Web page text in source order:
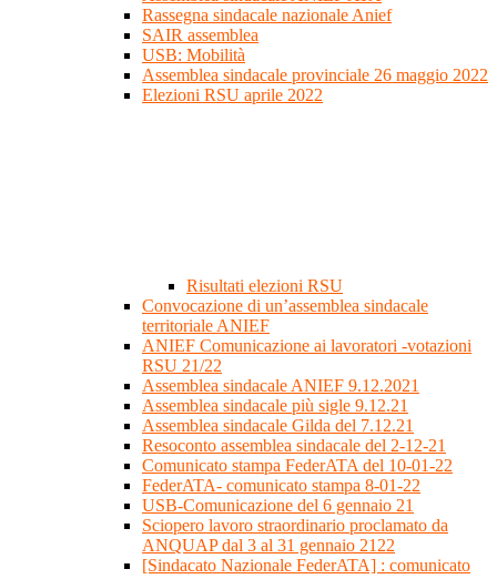
Rassegna sindacale nazionale Anief
SAIR assemblea
USB: Mobilità
Assemblea sindacale provinciale 26 maggio 2022
Elezioni RSU aprile 2022
Risultati elezioni RSU
Convocazione di un’assemblea sindacale
territoriale ANIEF
ANIEF Comunicazione ai lavoratori -votazioni
RSU 21/22
Assemblea sindacale ANIEF 9.12.2021
Assemblea sindacale più sigle 9.12.21
Assemblea sindacale Gilda del 7.12.21
Resoconto assemblea sindacale del 2-12-21
Comunicato stampa FederATA del 10-01-22
FederATA- comunicato stampa 8-01-22
USB-Comunicazione del 6 gennaio 21
Sciopero lavoro straordinario proclamato da
ANQUAP dal 3 al 31 gennaio 2122
[Sindacato Nazionale FederATA] : comunicato